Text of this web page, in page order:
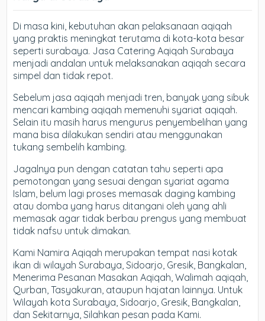
Di masa kini, kebutuhan akan pelaksanaan aqiqah
yang praktis meningkat terutama di kota-kota besar
seperti surabaya. Jasa Catering Aqiqah Surabaya
menjadi andalan untuk melaksanakan aqiqah secara
simpel dan tidak repot.
Sebelum jasa aqiqah menjadi tren, banyak yang sibuk
mencari kambing aqiqah memenuhi syariat aqiqah.
Selain itu masih harus mengurus penyembelihan yang
mana bisa dilakukan sendiri atau menggunakan
tukang sembelih kambing.
Jagalnya pun dengan catatan tahu seperti apa
pemotongan yang sesuai dengan syariat agama
Islam, belum lagi proses memasak daging kambing
atau domba yang harus ditangani oleh yang ahli
memasak agar tidak berbau prengus yang membuat
tidak nafsu untuk dimakan.
Kami Namira Aqiqah merupakan tempat nasi kotak
ikan di wilayah Surabaya, Sidoarjo, Gresik, Bangkalan,
Menerima Pesanan Masakan Aqiqah, Walimah aqiqah,
Qurban, Tasyakuran, ataupun hajatan lainnya. Untuk
Wilayah kota Surabaya, Sidoarjo, Gresik, Bangkalan,
dan Sekitarnya, Silahkan pesan pada Kami.